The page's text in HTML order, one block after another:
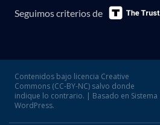
Seguimos criterios de
Contenidos bajo licencia Creative
Commons (CC-BY-NC) salvo donde
indique lo contrario. | Basado en Sistema
WordPress.